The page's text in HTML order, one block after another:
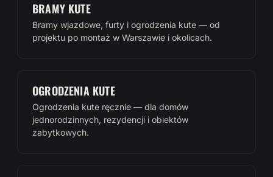
BRAMY KUTE
Bramy wjazdowe, furty i ogrodzenia kute — od
projektu po montaż w Warszawie i okolicach.
OGRODZENIA KUTE
Ogrodzenia kute ręcznie — dla domów
jednorodzinnych, rezydencji i obiektów
zabytkowych.